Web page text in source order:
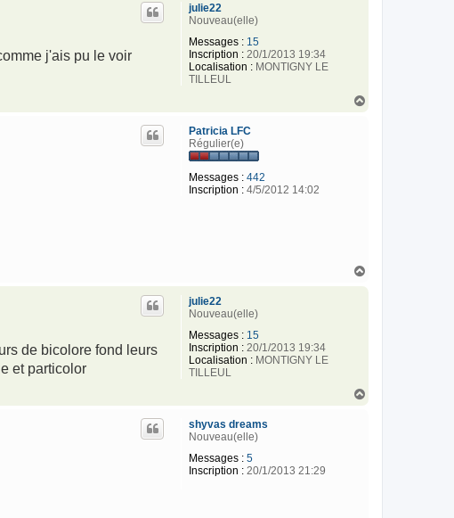
julie22
Nouveau(elle)
Messages : 15
Inscription : 20/1/2013 19:34
Localisation : MONTIGNY LE
TILLEUL
j'ais pu le voir
Patricia LFC
Régulier(e)
Messages : 442
Inscription : 4/5/2012 14:02
julie22
Nouveau(elle)
Messages : 15
Inscription : 20/1/2013 19:34
Localisation : MONTIGNY LE
TILLEUL
de bicolore fond leurs
et particolor
shyvas dreams
Nouveau(elle)
Messages : 5
Inscription : 20/1/2013 21:29